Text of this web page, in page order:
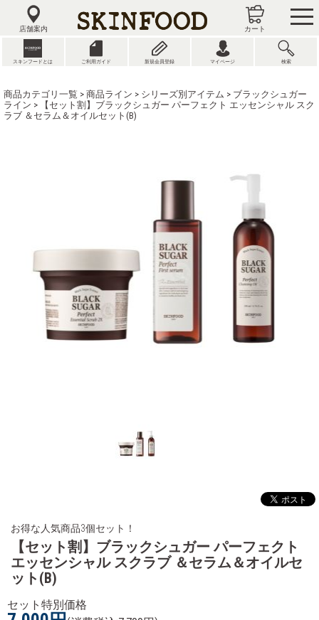
店舗案内 カート
スキンフードとは ご利用ガイド 新規会員登録 マイページ 検索
商品カテゴリ一覧 > 商品ライン > シリーズ別アイテム > ブラックシュガー
ライン > 【セット割】ブラックシュガー パーフェクト エッセンシャル スク
ラブ ＆セラム＆オイルセット(B)
お得な人気商品3個セット！
【セット割】ブラックシュガー パーフェクト
エッセンシャル スクラブ ＆セラム＆オイルセ
ット(B)
セット特別価格